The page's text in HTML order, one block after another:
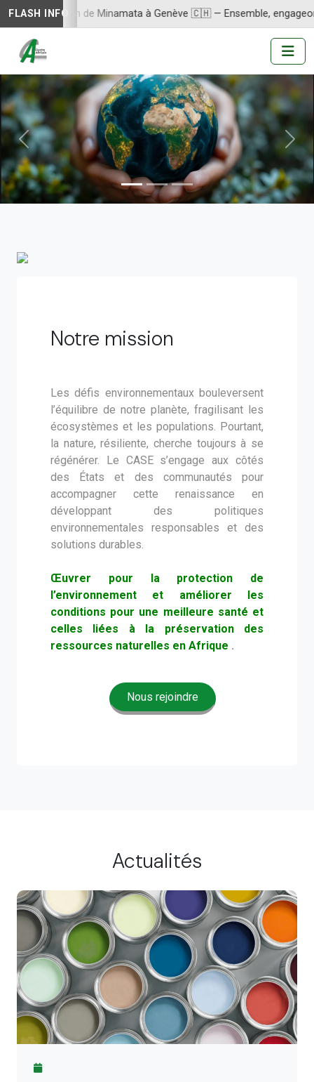
FLASH INFO
Convention de Minamata à Genève 🇨🇭 — Ensemble, engageons-
Précédent
Notre mission
Les défis environnementaux bouleversent
l’équilibre de notre planète, fragilisant les
écosystèmes et les populations. Pourtant,
la nature, résiliente, cherche toujours à se
régénérer. Le CASE s’engage aux côtés
des États et des communautés pour
accompagner cette renaissance en
développant des politiques
environnementales responsables et des
solutions durables.
Œuvrer pour la protection de
l’environnement et améliorer les
conditions pour une meilleure santé et
celles liées à la préservation des
ressources naturelles en Afrique .
Nous rejoindre
Actualités